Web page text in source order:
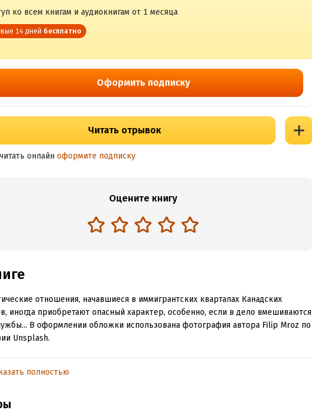
ко всем книгам и аудиокнигам от 1 месяца
14 дней бесплатно
Оформить подписку
Читать отрывок
онлайн оформите подписку
Оцените книгу
отношения, начавшиеся в иммигрантских кварталах Канадских
иногда приобретают опасный характер, особенно, если в дело вмешиваются
В оформлении обложки использована фотография автора Filip Mroz по
Unsplash.
информация
полностью